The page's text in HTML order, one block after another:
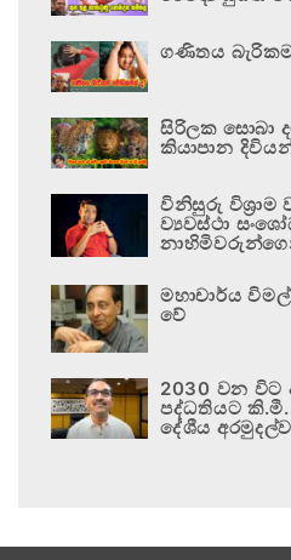
ගණිතය
සිරිලක සොබා
කියාපාන
විනිසුරු විශ්‍රාම
ව්‍යවස්ථා
මහාචාර්ය විමල්
වේ
2030 වන විට
පද්ධතියට
දේශීය